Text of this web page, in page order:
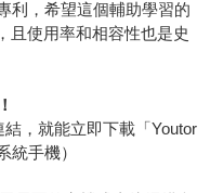
利，希望這個輔助學習的
且使用率和相容性也是史
結，就能立即下載「Youtor
統手機）